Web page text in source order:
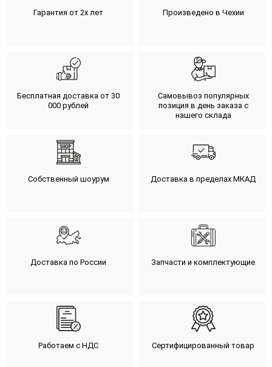
Гарантия от 2х лет Произведено в Чехии
Бесплатная доставка от 30
000 рублей
Самовывоз популярных
позиция в день заказа с
нашего склада
Собственный шоурум Доставка в пределах МКАД
Доставка по России Запчасти и комплектующие
Работаем с НДС Сертифицированный товар